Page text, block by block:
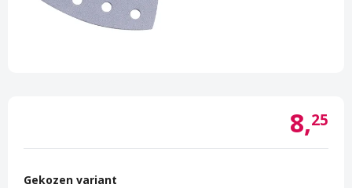
Schakel- & Systeemverf
Kleuren
Gereedschappen
Kleurenwaaiers & Kleurtesters
8,25
Gekozen variant